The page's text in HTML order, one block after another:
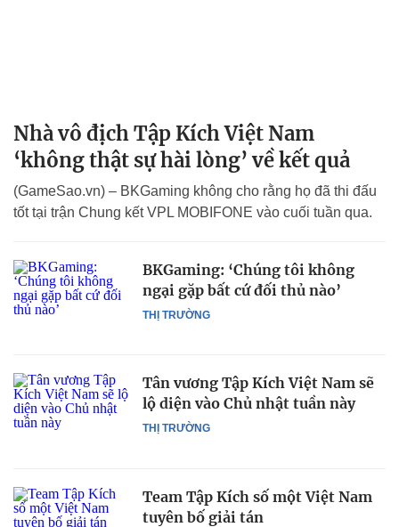
Nhà vô địch Tập Kích Việt Nam
‘không thật sự hài lòng’ về kết quả
(GameSao.vn) – BKGaming không cho rằng họ đã thi đấu
tốt tại trận Chung kết VPL MOBIFONE vào cuối tuần qua.
THỊ TRƯỜNG
BKGaming: ‘Chúng tôi không
ngại gặp bất cứ đối thủ nào’
THỊ TRƯỜNG
Tân vương Tập Kích Việt Nam sẽ
lộ diện vào Chủ nhật tuần này
Team Tập Kích số một Việt Nam
tuyên bố giải tán